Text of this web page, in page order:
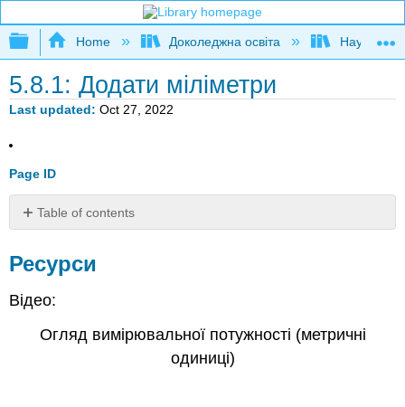
Expand/collapse global hierarchy
Home Доколеджна освіта Наука і
5.8.1: Додати міліметри
Last updated Oct 27, 2022
Page ID
Table of contents
Ресурси
Відео:
Огляд вимірювальної потужності (метричні
одиниці)